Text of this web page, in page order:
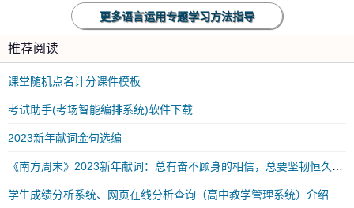
更多语言运用专题学习方法指导
推荐阅读
课堂随机点名计分课件模板
考试助手(考场智能编排系统)软件下载
2023新年献词金句选编
学生成绩分析系统、网页在线分析查询（高中教学管理系统）介绍